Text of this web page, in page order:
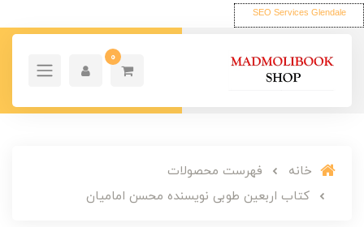
SEO Services Glendale
0
خانه
فهرست محصولات
کتاب اربعین طوبی نویسنده محسن امامیان